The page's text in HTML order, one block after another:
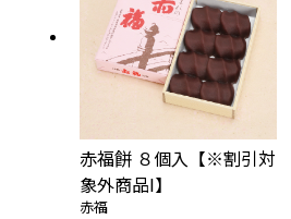
赤福餅 ８個入【※割引対
象外商品I】
赤福